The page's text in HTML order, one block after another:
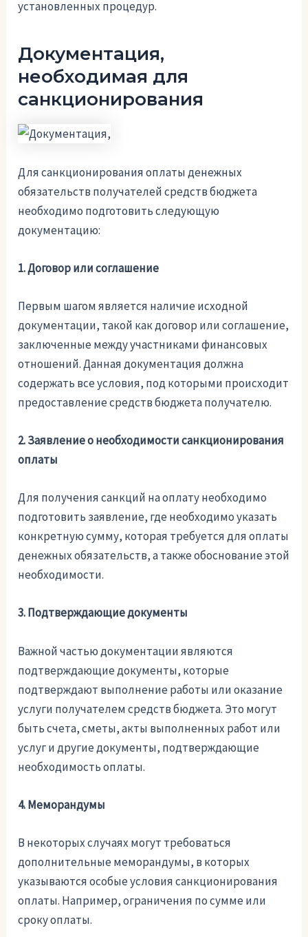
установленных процедур.
Документация,
необходимая для
санкционирования
Для санкционирования оплаты денежных
обязательств получателей средств бюджета
необходимо подготовить следующую
документацию:
1. Договор или соглашение
Первым шагом является наличие исходной
документации, такой как договор или соглашение,
заключенные между участниками финансовых
отношений. Данная документация должна
содержать все условия, под которыми происходит
предоставление средств бюджета получателю.
2. Заявление о необходимости санкционирования
оплаты
Для получения санкций на оплату необходимо
подготовить заявление, где необходимо указать
конкретную сумму, которая требуется для оплаты
денежных обязательств, а также обоснование этой
необходимости.
3. Подтверждающие документы
Важной частью документации являются
подтверждающие документы, которые
подтверждают выполнение работы или оказание
услуги получателем средств бюджета. Это могут
быть счета, сметы, акты выполненных работ или
услуг и другие документы, подтверждающие
необходимость оплаты.
4. Меморандумы
В некоторых случаях могут требоваться
дополнительные меморандумы, в которых
указываются особые условия санкционирования
оплаты. Например, ограничения по сумме или
сроку оплаты.